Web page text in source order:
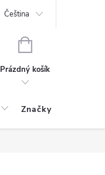
Čeština
NÁKUPNÍ
Prázdný košík
Značky